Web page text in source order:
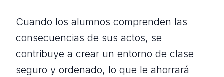
Cuando los alumnos comprenden las
consecuencias de sus actos, se
contribuye a crear un entorno de clase
seguro y ordenado, lo que le ahorrará